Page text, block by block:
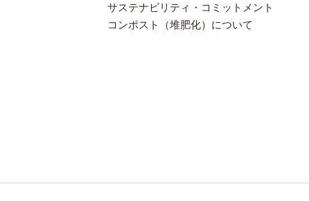
サステナビリティ・コミットメント
コンポスト（堆肥化）について